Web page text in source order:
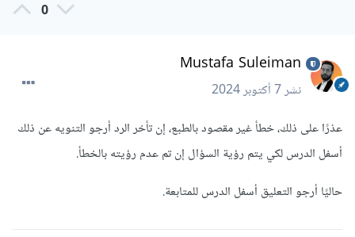
0
Mustafa Suleiman
نشر7 أكتوبر 2024
عذرًا على ذلك، خطأ غير مقصود بالطبع، إن تأخر الرد أرجو التنويه عن ذلك
أسفل الدرس لكي يتم رؤية السؤال إن تم عدم رؤيته بالخطأ.
حاليًا أرجو التعليق أسفل الدرس للمتابعة.